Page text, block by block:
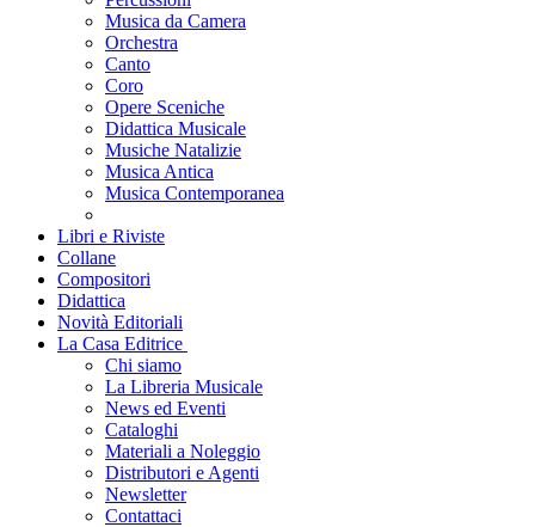
Musica da Camera
Orchestra
Canto
Coro
Opere Sceniche
Didattica Musicale
Musiche Natalizie
Musica Antica
Musica Contemporanea
Libri e Riviste
Collane
Compositori
Didattica
Novità Editoriali
La Casa Editrice
Chi siamo
La Libreria Musicale
News ed Eventi
Cataloghi
Materiali a Noleggio
Distributori e Agenti
Newsletter
Contattaci